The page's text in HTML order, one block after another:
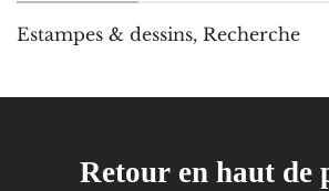
Estampes & dessins, Recherche
Retour en haut de